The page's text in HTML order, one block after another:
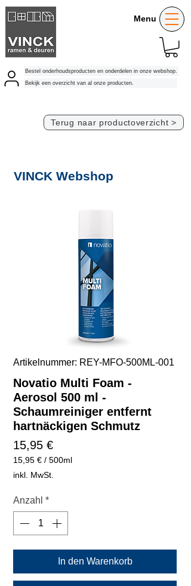
Bekijk een overzicht van al onze producten.
Bestel onderhoudsproducten en onderdelen in onze webshop.
Menu
Terug naar productoverzicht >
VINCK Webshop
Artikelnummer: REY-MFO-500ML-001
Novatio Multi Foam -
Aerosol 500 ml -
Schaumreiniger entfernt
hartnäckigen Schmutz
15,95 €Preis
15,95 € / 500ml
15,95 €
pro
Milliliter
inkl. MwSt.
Anzahl *
In den Warenkorb